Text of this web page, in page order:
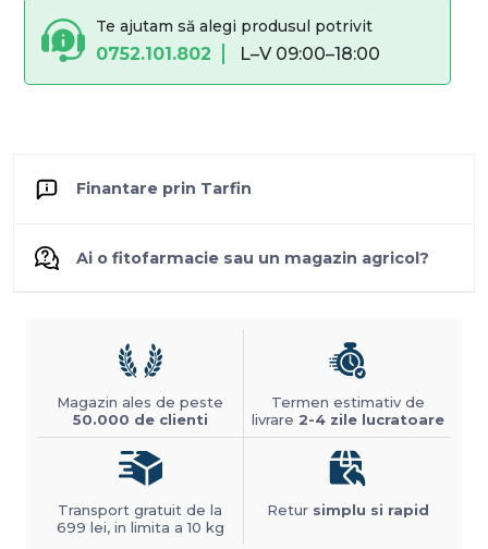
Te ajutam să alegi produsul potrivit
0752.101.802 L–V 09:00–18:00
Finantare prin Tarfin
Ai o fitofarmacie sau un magazin agricol?
Magazin ales de peste
50.000 de clienti
Termen estimativ de
livrare 2-4 zile lucratoare
Transport gratuit de la
699 lei, in limita a 10 kg
Retur simplu si rapid